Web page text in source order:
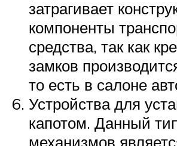
затрагивает
компоненты
средства, так как
замков
то есть в салоне
Устройства для
капотом. Данный
механизмов